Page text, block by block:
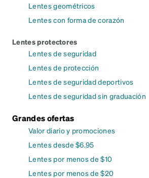
Lentes geométricos
Lentes con forma de corazón
Lentes protectores
Lentes de seguridad
Lentes de protección
Lentes de seguridad deportivos
Lentes de seguridad sin graduación
Grandes ofertas
Valor diario y promociones
Lentes desde $6.95
Lentes por menos de $10
Lentes por menos de $20